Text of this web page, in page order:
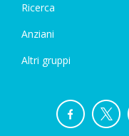
Ricerca
Anziani
Altri gruppi